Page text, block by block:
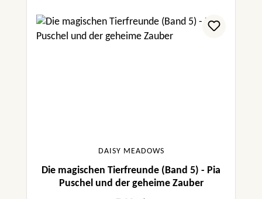
DAISY MEADOWS
Die magischen Tierfreunde (Band 5) - Pia
Puschel und der geheime Zauber